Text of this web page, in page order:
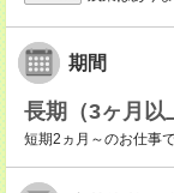
期間
長期（3ヶ月以
短期2ヵ月～のお仕事